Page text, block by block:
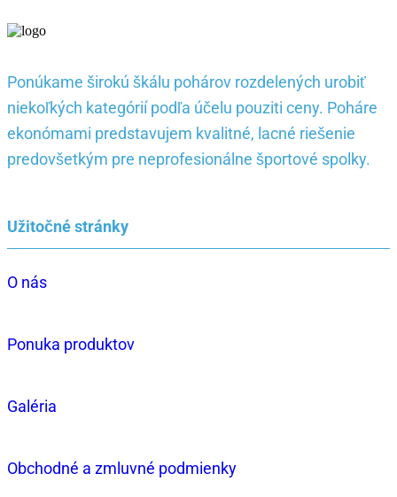
Ponúkame širokú škálu pohárov rozdelených urobiť
niekoľkých kategórií podľa účelu pouziti ceny. Poháre
ekonómami predstavujem kvalitné, lacné riešenie
predovšetkým pre neprofesionálne športové spolky.
Užitočné stránky
O nás
Ponuka produktov
Galéria
Obchodné a zmluvné podmienky